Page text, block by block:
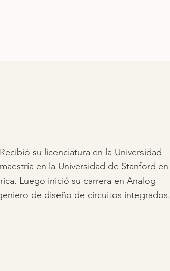
su licenciatura en la Universidad
en la Universidad de Stanford en
Luego inició su carrera en Analog
de diseño de circuitos integrados.